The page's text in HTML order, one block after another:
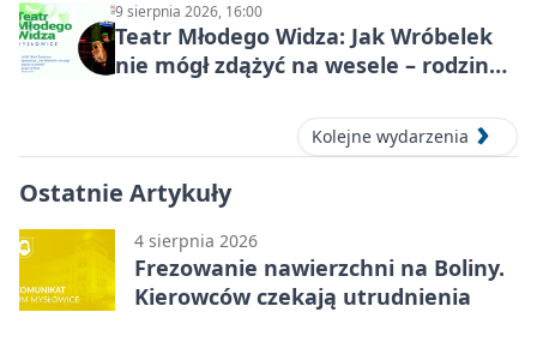
9 sierpnia 2026, 16:00
Teatr Młodego Widza: Jak Wróbelek
nie mógł zdążyć na wesele – rodzinny
Kolejne wydarzenia
Ostatnie Artykuły
4 sierpnia 2026
Frezowanie nawierzchni na Boliny.
Kierowców czekają utrudnienia